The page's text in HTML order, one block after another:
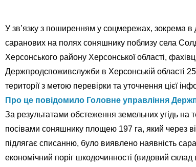
У зв’язку з поширенням у соцмережах, зокрема
саранових на полях соняшнику поблизу села
Херсонського району Херсонської області,
Держпродспоживслужби в Херсонській області
території з метою перевірки та уточнення цієї
Про це повідомило Головне управління
За результатами обстеження земельних угідь на
посівами соняшнику площею 197 га, який через
підлягає списанню, було виявлено наявність
економічний поріг шкодочинності (видовий